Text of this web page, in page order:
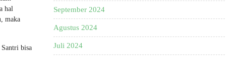
hal
maka
bisa
September 2024
Agustus 2024
Juli 2024